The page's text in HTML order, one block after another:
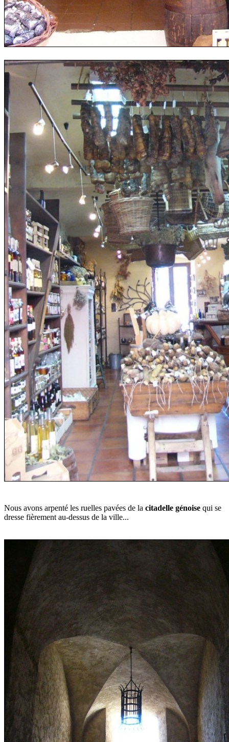
Nous avons arpenté les ruelles pavées de la citadelle génoise qui se
dresse fièrement au-dessus de la ville...